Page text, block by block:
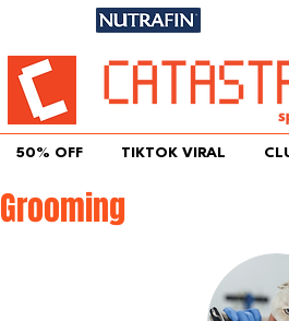
50% OFF TIKTOK VIRAL
Grooming